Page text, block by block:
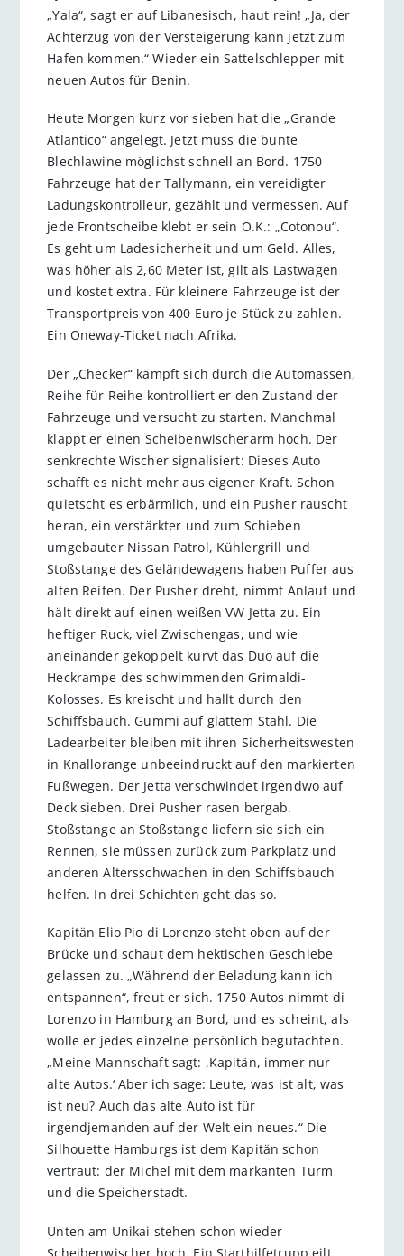
„Yala“, sagt er auf Libanesisch, haut rein! „Ja, der
Achterzug von der Versteigerung kann jetzt zum
Hafen kommen.“ Wieder ein Sattelschlepper mit
neuen Autos für Benin.
Heute Morgen kurz vor sieben hat die „Grande
Atlantico“ angelegt. Jetzt muss die bunte
Blechlawine möglichst schnell an Bord. 1750
Fahrzeuge hat der Tallymann, ein vereidigter
Ladungskontrolleur, gezählt und vermessen. Auf
jede Frontscheibe klebt er sein O.K.: „Cotonou“.
Es geht um Ladesicherheit und um Geld. Alles,
was höher als 2,60 Meter ist, gilt als Lastwagen
und kostet extra. Für kleinere Fahrzeuge ist der
Transportpreis von 400 Euro je Stück zu zahlen.
Ein Oneway-Ticket nach Afrika.
Der „Checker“ kämpft sich durch die Automassen,
Reihe für Reihe kontrolliert er den Zustand der
Fahrzeuge und versucht zu starten. Manchmal
klappt er einen Scheibenwischerarm hoch. Der
senkrechte Wischer signalisiert: Dieses Auto
schafft es nicht mehr aus eigener Kraft. Schon
quietscht es erbärmlich, und ein Pusher rauscht
heran, ein verstärkter und zum Schieben
umgebauter Nissan Patrol, Kühlergrill und
Stoßstange des Geländewagens haben Puffer aus
alten Reifen. Der Pusher dreht, nimmt Anlauf und
hält direkt auf einen weißen VW Jetta zu. Ein
heftiger Ruck, viel Zwischengas, und wie
aneinander gekoppelt kurvt das Duo auf die
Heckrampe des schwimmenden Grimaldi-
Kolosses. Es kreischt und hallt durch den
Schiffsbauch. Gummi auf glattem Stahl. Die
Ladearbeiter bleiben mit ihren Sicherheitswesten
in Knallorange unbeeindruckt auf den markierten
Fußwegen. Der Jetta verschwindet irgendwo auf
Deck sieben. Drei Pusher rasen bergab.
Stoßstange an Stoßstange liefern sie sich ein
Rennen, sie müssen zurück zum Parkplatz und
anderen Altersschwachen in den Schiffsbauch
helfen. In drei Schichten geht das so.
Kapitän Elio Pio di Lorenzo steht oben auf der
Brücke und schaut dem hektischen Geschiebe
gelassen zu. „Während der Beladung kann ich
entspannen“, freut er sich. 1750 Autos nimmt di
Lorenzo in Hamburg an Bord, und es scheint, als
wolle er jedes einzelne persönlich begutachten.
„Meine Mannschaft sagt: ,Kapitän, immer nur
alte Autos.‘ Aber ich sage: Leute, was ist alt, was
ist neu? Auch das alte Auto ist für
irgendjemanden auf der Welt ein neues.“ Die
Silhouette Hamburgs ist dem Kapitän schon
vertraut: der Michel mit dem markanten Turm
und die Speicherstadt.
Unten am Unikai stehen schon wieder